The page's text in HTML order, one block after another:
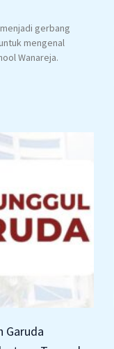
menjadi gerbang
mengenal
Wanareja.
Garuda